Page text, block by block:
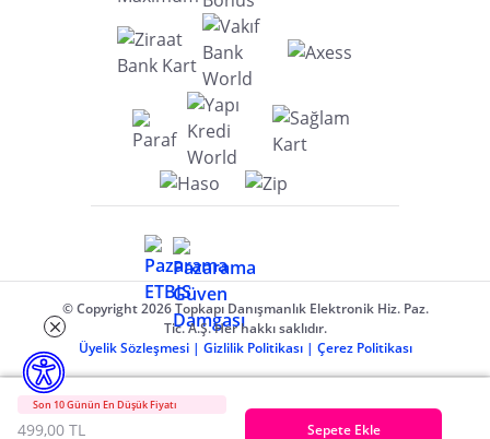
Son 10 Günün En Düşük Fiyatı
499,00 TL Sepete Ekle
© Copyright 2026 Topkapı Danışmanlık Elektronik Hiz. Paz.
Tic. A.Ş. Her hakkı saklıdır.
Üyelik Sözleşmesi | Gizlilik Politikası | Çerez Politikası